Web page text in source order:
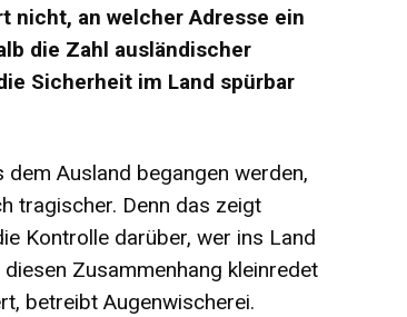
nicht, an welcher Adresse ein
die Zahl ausländischer
Sicherheit im Land spürbar
Ausland begangen werden,
tragischer. Denn das zeigt
Kontrolle darüber, wer ins Land
Zusammenhang kleinredet
betreibt Augenwischerei.